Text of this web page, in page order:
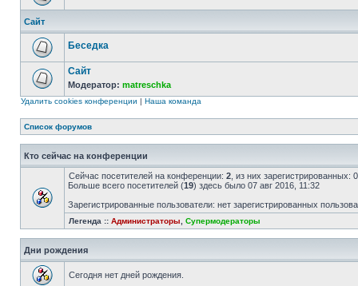
Сайт
Беседка
Сайт
Модератор: matreschka
Удалить cookies конференции | Наша команда
Список форумов
Кто сейчас на конференции
Сейчас посетителей на конференции: 2 , из них
Больше всего посетителей (19) здесь было 07 авг 2016, 11:32
Зарегистрированные пользователи: нет зарегистрированных
Легенда :: Администраторы Супермодераторы
Дни рождения
Сегодня нет дней рождения.